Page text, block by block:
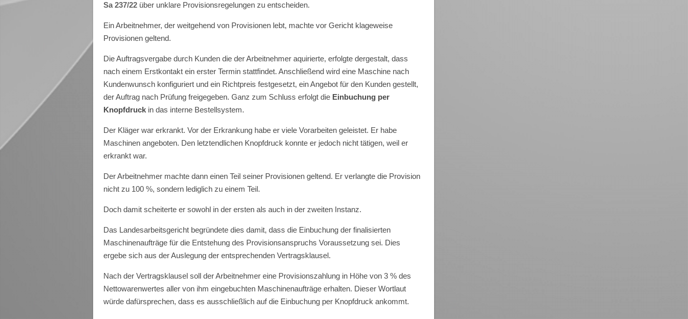
Sa 237/22 über unklare Provisionsregelungen zu entscheiden.
Ein Arbeitnehmer, der weitgehend von Provisionen lebt, machte vor Gericht klageweise
Provisionen geltend.
Die Auftragsvergabe durch Kunden die der Arbeitnehmer aquirierte, erfolgte dergestalt, dass
nach einem Erstkontakt ein erster Termin stattfindet. Anschließend wird eine Maschine nach
Kundenwunsch konfiguriert und ein Richtpreis festgesetzt, ein Angebot für den Kunden gestellt,
der Auftrag nach Prüfung freigegeben. Ganz zum Schluss erfolgt die Einbuchung per
Knopfdruck in das interne Bestellsystem.
Der Kläger war erkrankt. Vor der Erkrankung habe er viele Vorarbeiten geleistet. Er habe
Maschinen angeboten. Den letztendlichen Knopfdruck konnte er jedoch nicht tätigen, weil er
erkrankt war.
Der Arbeitnehmer machte dann einen Teil seiner Provisionen geltend. Er verlangte die Provision
nicht zu 100 %, sondern lediglich zu einem Teil.
Doch damit scheiterte er sowohl in der ersten als auch in der zweiten Instanz.
Das Landesarbeitsgericht begründete dies damit, dass die Einbuchung der finalisierten
Maschinenaufträge für die Entstehung des Provisionsanspruchs Voraussetzung sei. Dies
ergebe sich aus der Auslegung der entsprechenden Vertragsklausel.
Nach der Vertragsklausel soll der Arbeitnehmer eine Provisionszahlung in Höhe von 3 % des
Nettowarenwertes aller von ihm eingebuchten Maschinenaufträge erhalten. Dieser Wortlaut
würde dafürsprechen, dass es ausschließlich auf die Einbuchung per Knopfdruck ankommt.